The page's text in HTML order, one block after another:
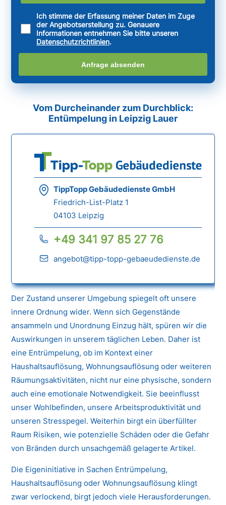
Ich stimme der Erfassung meiner Daten im Zuge
der Angebotserstellung zu. Genauere
Informationen entnehmen Sie bitte unseren
Datenschutzrichtlinien.
Anfrage absenden
Vom Durcheinander zum Durchblick:
Entümpelung in Leipzig Lauer
TippTopp Gebäudedienste GmbH
Friedrich-List-Platz 1
04103 Leipzig
+49 341 97 85 27 76
angebot@tipp-topp-gebaeudedienste.de
Der Zustand unserer Umgebung spiegelt oft unsere
innere Ordnung wider. Wenn sich Gegenstände
ansammeln und Unordnung Einzug hält, spüren wir die
Auswirkungen in unserem täglichen Leben. Daher ist
eine Entrümpelung, ob im Kontext einer
Haushaltsauflösung, Wohnungsauflösung oder weiteren
Räumungsaktivitäten, nicht nur eine physische, sondern
auch eine emotionale Notwendigkeit. Sie beeinflusst
unser Wohlbefinden, unsere Arbeitsproduktivität und
unseren Stresspegel. Weiterhin birgt ein überfüllter
Raum Risiken, wie potenzielle Schäden oder die Gefahr
von Bränden durch unsachgemäß gelagerte Artikel.
Die Eigeninitiative in Sachen Entrümpelung,
Haushaltsauflösung oder Wohnungsauflösung klingt
zwar verlockend, birgt jedoch viele Herausforderungen.